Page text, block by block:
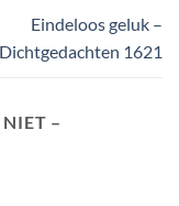
Eindeloos geluk –
Dichtgedachten 1621
–